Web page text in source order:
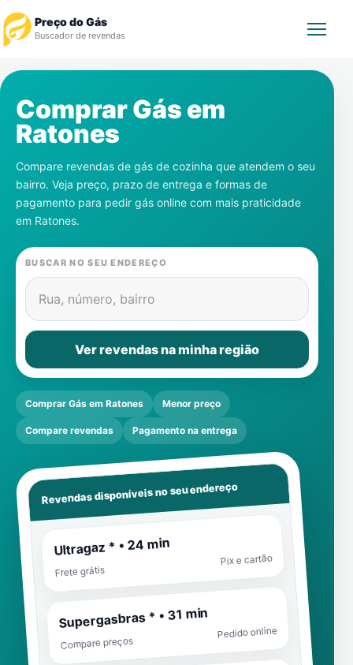
Preço do Gás
Buscador de revendas
Revendedor
Notícias
Cadastre-se
Gás
Contatos
Comprar Gás em
Ratones
Compare revendas de gás de cozinha que atendem o seu
bairro. Veja preço, prazo de entrega e formas de
pagamento para pedir gás online com mais praticidade
em Ratones.
BUSCAR NO SEU ENDEREÇO
Rua, número, bairro
Ver revendas na minha região
Comprar Gás em Ratones Menor preço
Compare revendas Pagamento na entrega
Revendas disponíveis no seu endereço
Ultragaz * • 24 min
Frete grátis
Pix e cartão
Supergasbras * • 31 min
Compare preços
Pedido online